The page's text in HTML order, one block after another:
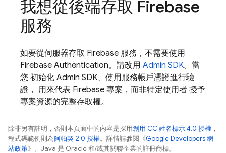
我想從後端存取 Firebase
服務
如要從伺服器存取 Firebase 服務，不需要使用
Firebase Authentication。請改用 Admin SDK。當
您 初始化 Admin SDK、使用服務帳戶憑證進行驗
證， 用來代表 Firebase 專案，而非特定使用者 授予
專案資源的完整存取權。
除非另有註明，否則本頁面中的內容是採用創用 CC 姓名標示 4.0 授權 ，
程式碼範例則為阿帕契 2.0 授權。詳情請參閱《Google Developers 網
站政策》。Java 是 Oracle 和/或其關聯企業的註冊商標。